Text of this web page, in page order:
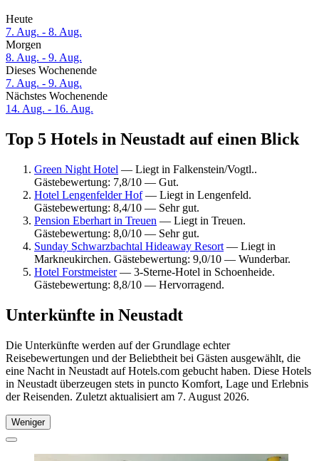
Heute
7. Aug. - 8. Aug.
Morgen
8. Aug. - 9. Aug.
Dieses Wochenende
7. Aug. - 9. Aug.
Nächstes Wochenende
14. Aug. - 16. Aug.
Top 5 Hotels in Neustadt auf einen Blick
Green Night Hotel — Liegt in Falkenstein/Vogtl..
Gästebewertung: 7,8/10 — Gut.
Hotel Lengenfelder Hof— Liegt in Lengenfeld.
Gästebewertung: 8,4/10 — Sehr gut.
Pension Eberhart in Treuen — Liegt in Treuen.
Gästebewertung: 8,0/10 — Sehr gut.
Sunday Schwarzbachtal Hideaway Resort — Liegt in
Markneukirchen. Gästebewertung: 9,0/10 — Wunderbar.
Hotel Forstmeister— 3-Sterne-Hotel in Schoenheide.
Gästebewertung: 8,8/10 — Hervorragend.
Unterkünfte in Neustadt
Die Unterkünfte werden auf der Grundlage echter
Reisebewertungen und der Beliebtheit bei Gästen ausgewählt, die
eine Nacht in Neustadt auf Hotels.com gebucht haben. Diese Hotels
in Neustadt überzeugen stets in puncto Komfort, Lage und Erlebnis
der Reisenden. Zuletzt aktualisiert am 7. August 2026.
Weniger